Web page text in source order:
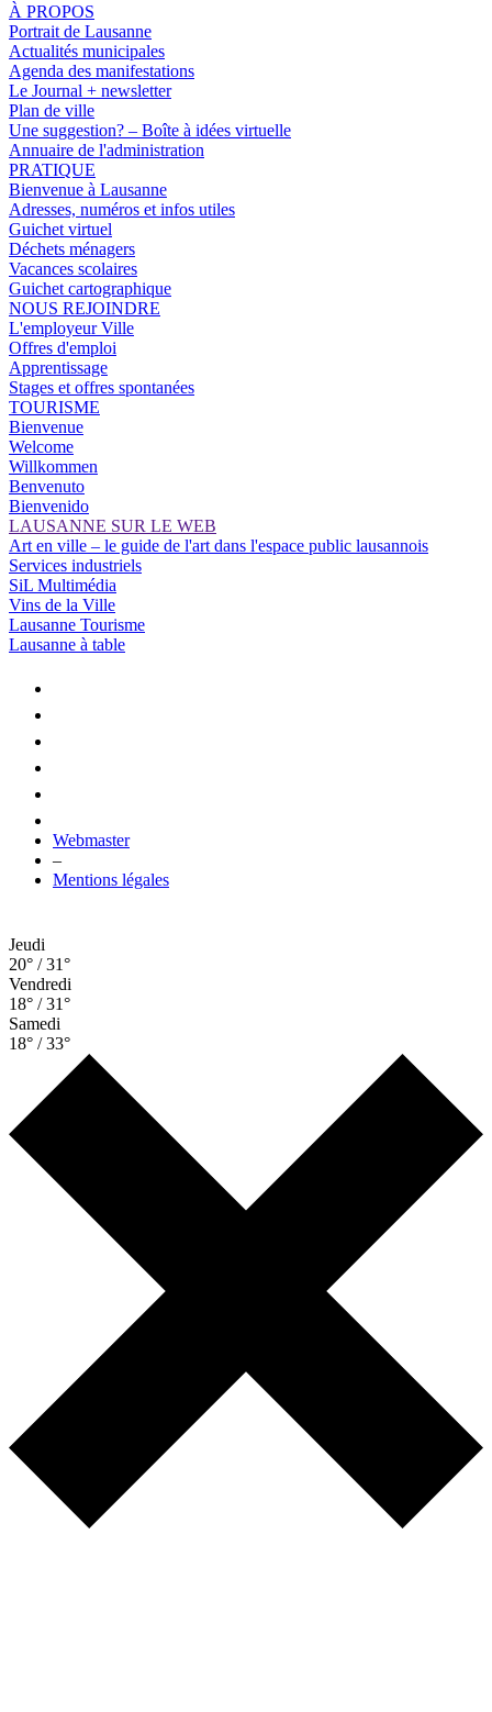
À PROPOS
Portrait de Lausanne
Actualités municipales
Agenda des manifestations
Le Journal + newsletter
Plan de ville
Une suggestion? – Boîte à idées virtuelle
Annuaire de l'administration
PRATIQUE
Bienvenue à Lausanne
Adresses, numéros et infos utiles
Guichet virtuel
Déchets ménagers
Vacances scolaires
Guichet cartographique
NOUS REJOINDRE
L'employeur Ville
Offres d'emploi
Apprentissage
Stages et offres spontanées
TOURISME
Bienvenue
Welcome
Willkommen
Benvenuto
Bienvenido
LAUSANNE SUR LE WEB
Art en ville – le guide de l'art dans l'espace public lausannois
Services industriels
SiL Multimédia
Vins de la Ville
Lausanne Tourisme
Lausanne à table
Webmaster
–
Mentions légales
Jeudi
20° / 31°
Vendredi
18° / 31°
Samedi
18° / 33°